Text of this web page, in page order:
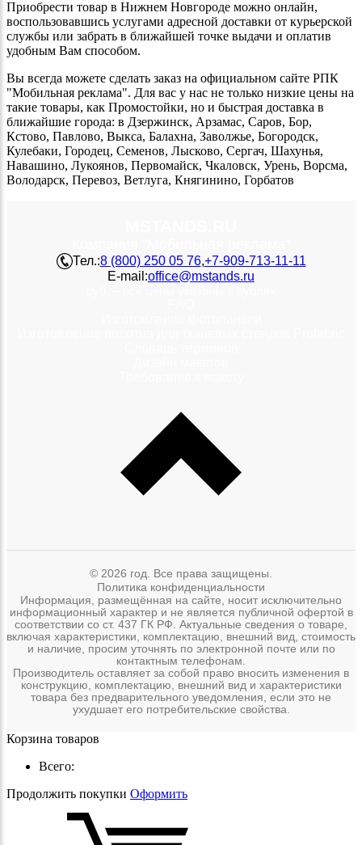
Приобрести товар в Нижнем Новгороде можно онлайн,
воспользовавшись услугами адресной доставки от курьерской
службы или забрать в ближайшей точке выдачи и оплатив
удобным Вам способом.
Вы всегда можете сделать заказ на официальном сайте РПК
"Мобильная реклама". Для вас у нас не только низкие цены на
такие товары, как Промостойки, но и быстрая доставка в
ближайшие города: в Дзержинск, Арзамас, Саров, Бор,
Кстово, Павлово, Выкса, Балахна, Заволжье, Богородск,
Кулебаки, Городец, Семенов, Лысково, Сергач, Шахунья,
Навашино, Лукоянов, Первомайск, Чкаловск, Урень, Ворсма,
Володарск, Перевоз, Ветлуга, Княгинино, Горбатов
Тел.:8 (800) 250 05 76,+7-909-713-11-11
E-mail:office@mstands.ru
© 2026 год. Все права защищены.
Политика конфиденциальности
Информация, размещённая на сайте, носит исключительно
информационный характер и не является публичной офертой в
соответствии со ст. 437 ГК РФ. Актуальные сведения о товаре,
включая характеристики, комплектацию, внешний вид, стоимость
и наличие, просим уточнять по электронной почте или по
контактным телефонам.
Производитель оставляет за собой право вносить изменения в
конструкцию, комплектацию, внешний вид и характеристики
товара без предварительного уведомления, если это не
ухудшает его потребительские свойства.
Корзина товаров
Всего:
Продолжить покупки Оформить